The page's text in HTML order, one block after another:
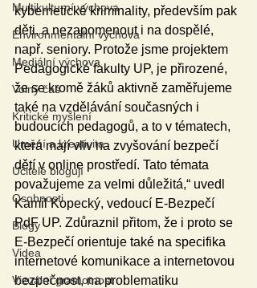
Multikulturní výchova
Environmentální výchova
Mediální výchova
Volný čas
Kritické myšlení
Umění a kreativita
Učitelé blogují
Osobnosti
Blogy
Videa
Vizuální gramotnost
kybernetické kriminality, především pak
děti, a nezapomenout i na dospělé,
např. seniory. Protože jsme projektem
Pedagogické fakulty UP, je přirozené,
že se kromě žáků aktivně zaměřujeme
také na vzdělávání současných i
budoucích pedagogů, a to v tématech,
která mají vliv na zvyšování bezpečí
dětí v online prostředí. Tato témata
považujeme za velmi důležitá,“ uvedl
Kamil Kopecký, vedoucí E-Bezpečí
PdF UP. Zdůraznil přitom, že i proto se
E-Bezpečí orientuje také na specifika
internetové komunikace a internetovou
bezpečnost, na problematiku